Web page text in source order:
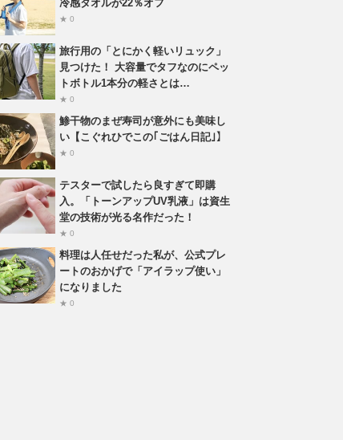
冷感タオルが22％オフ
★ 0
旅行用の「とにかく軽いリュック」
見つけた！ 大容量でタフなのにペッ
トボトル1本分の軽さとは…
★ 0
鯵干物のまぜ寿司が意外にも美味し
い【こぐれひでこの｢ごはん日記｣】
★ 0
テスターで試したら良すぎて即購
入。「トーンアップUV乳液」は資生
堂の技術が光る名作だった！
★ 0
料理は人任せだった私が、公式プレ
ートのおかげで「アイラップ使い」
になりました
★ 0